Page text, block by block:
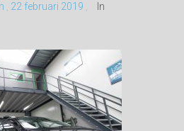
22 februari 2019 In